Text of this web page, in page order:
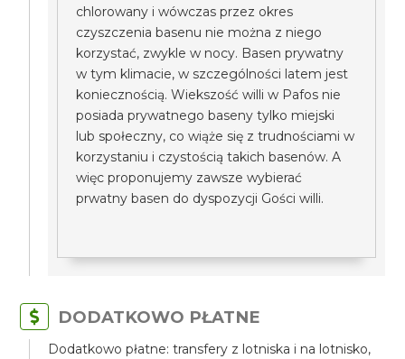
chlorowany i wówczas przez okres
czyszczenia basenu nie można z niego
korzystać, zwykle w nocy. Basen prywatny
w tym klimacie, w szczególności latem jest
koniecznością. Wiekszość willi w Pafos nie
posiada prywatnego baseny tylko miejski
lub społeczny, co wiąże się z trudnościami w
korzystaniu i czystością takich basenów. A
więc proponujemy zawsze wybierać
prwatny basen do dyspozycji Gości willi.
DODATKOWO PŁATNE
Dodatkowo płatne: transfery z lotniska i na lotnisko,